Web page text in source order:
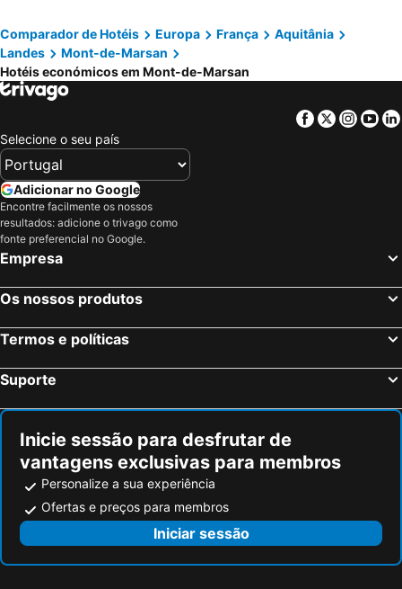
Comparador de Hotéis Europa França
Aquitânia
Landes
Mont-de-Marsan
Hotéis económicos em Mont-de-Marsan
Facebook
Twitter
Selecione o seu país
Adicionar no Google
Encontre facilmente os nossos
resultados: adicione o trivago como
fonte preferencial no Google.
Empresa
Os nossos produtos
Termos e políticas
Suporte
Inicie sessão para desfrutar de
vantagens exclusivas para membros
Personalize a sua experiência
Ofertas e preços para membros
Iniciar sessão